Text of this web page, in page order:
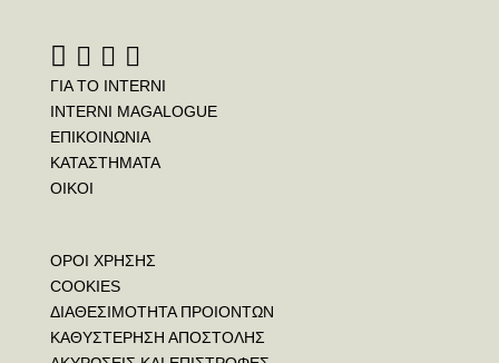
ΓΙΑ ΤΟ INTERNI
INTERNI MAGALOGUE
ΕΠΙΚΟΙΝΩΝΙΑ
ΚΑΤΑΣΤΗΜΑΤΑ
ΟΙΚΟΙ
ΟΡΟΙ ΧΡΗΣΗΣ
COOKIES
ΔΙΑΘΕΣΙΜΟΤΗΤΑ ΠΡΟΙΟΝΤΩΝ
ΚΑΘΥΣΤΕΡΗΣΗ ΑΠΟΣΤΟΛΗΣ